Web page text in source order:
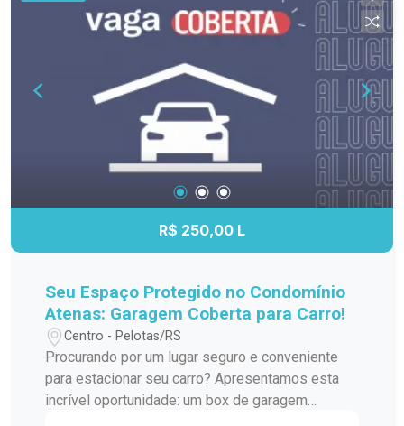
R$ 250,00 L
Seu Espaço Protegido no Condomínio
Atenas: Garagem Coberta para Carro!
Centro - Pelotas/RS
Procurando por um lugar seguro e conveniente
para estacionar seu carro? Apresentamos esta
incrível oportunidade: um box de garagem